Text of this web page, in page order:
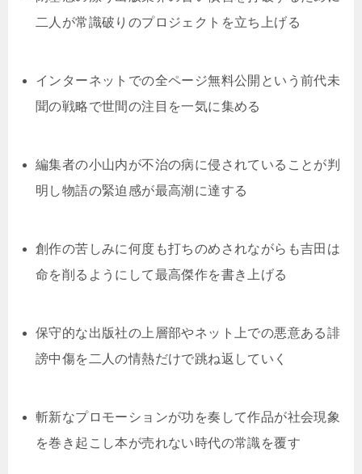
二人が常識破りのプロジェクトを立ち上げる
インターネットでの全ページ無料公開という前代未
聞の戦略で世間の注目を一気に集める
編集者の小山内が不治の病に侵されていることが判
明し物語の緊迫感が最高潮に達する
創作の苦しみに何度も打ちのめされながらも吉田は
命を削るようにして最高傑作を書き上げる
保守的な出版社の上層部やネット上での悪意ある誹
謗中傷を二人の情熱だけで跳ね返していく
斬新なプロモーションが功を奏して作品が社会現象
を巻き起こし本が売れない時代の常識を覆す